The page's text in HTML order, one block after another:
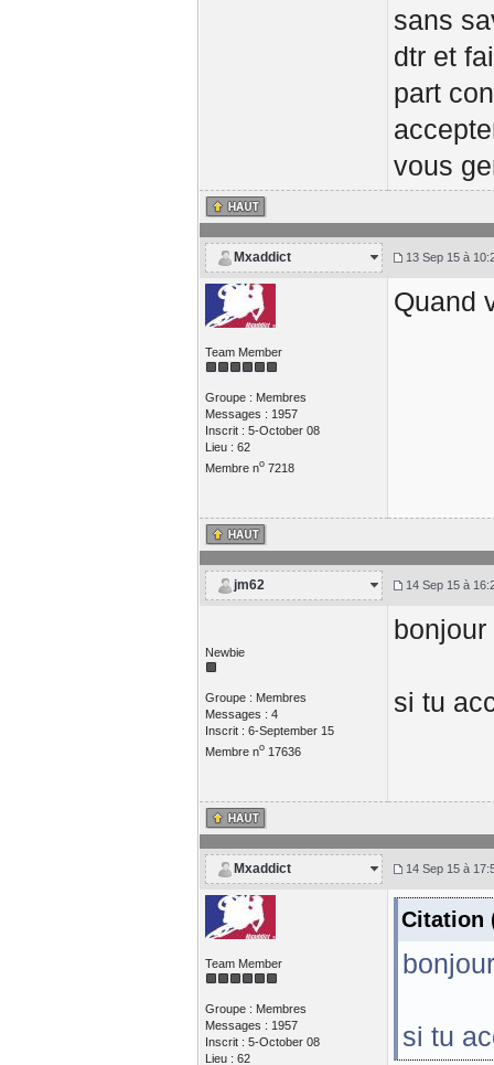
sans
dtr et
part
vous
Mxaddict 13 Sep 15 à
Team Member
Groupe : Membres
Messages : 1957
Inscrit : 5-October 08
Lieu : 62
Membre no7218
Quand
jm62 14 Sep 15 à
Newbie
Groupe : Membres
Messages : 4
Inscrit : 6-September 15
Membre no17636
si tu
Mxaddict 14 Sep 15 à
Team Member
Groupe : Membres
Messages : 1957
Inscrit : 5-October 08
Lieu : 62
Citation
si tu